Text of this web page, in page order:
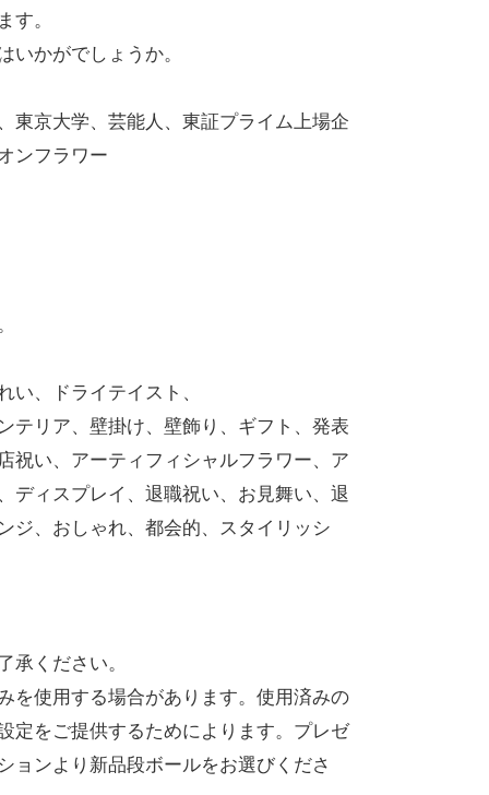
す。
いかがでしょうか。
東京大学、芸能人、東証プライム上場企
ンフラワー
、ドライテイスト、
テリア、壁掛け、壁飾り、ギフト、発表
祝い、アーティフィシャルフラワー、ア
ディスプレイ、退職祝い、お見舞い、退
ジ、おしゃれ、都会的、スタイリッシ
ください。
を使用する場合があります。使用済みの
定をご提供するためによります。プレゼ
ョンより新品段ボールをお選びくださ